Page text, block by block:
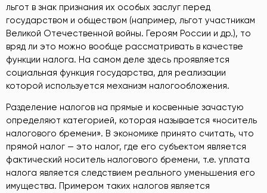
льгот в знак признания их особых заслуг перед
государством и обществом (например, льгот участникам
Великой Отечественной войны. Героям России и др.), то
вряд ли это можно вообще рассматривать в качестве
функции налога. На самом деле здесь проявляется
социальная функция государства, для реализации
которой используется механизм налогообложения.
Разделение налогов на прямые и косвенные зачастую
определяют категорией, которая называется «носитель
налогового бремени». В экономике принято считать, что
прямой налог — это налог, где его субъектом является
фактический носитель налогового бремени, т.е. уплата
налога является следствием реального уменьшения его
имущества. Примером таких налогов является